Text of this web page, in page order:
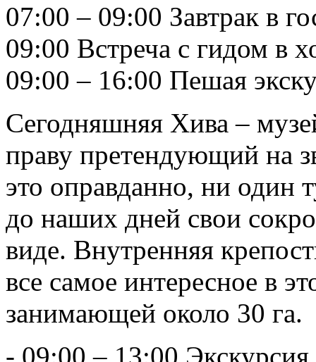
07:00 – 09:00 Завтрак в
09:00 Встреча с гидом в
09:00 – 16:00 Пешая
Сегодняшняя Хива –
праву претендующий на
это оправданно, ни один
до наших дней свои
виде. Внутренняя
все самое интересное в
занимающей около 30 га.
- 09:00 – 13:00